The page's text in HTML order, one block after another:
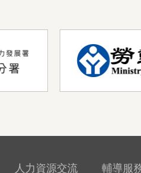
人力資源交流
輔導服